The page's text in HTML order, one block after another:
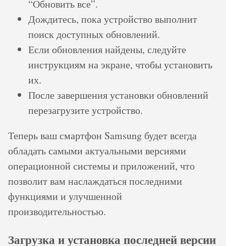
“Обновить все”.
Дождитесь, пока устройство выполнит
поиск доступных обновлений.
Если обновления найдены, следуйте
инструкциям на экране, чтобы установить
их.
После завершения установки обновлений
перезагрузите устройство.
Теперь ваш смартфон Samsung будет всегда
обладать самыми актуальными версиями
операционной системы и приложений, что
позволит вам наслаждаться последними
функциями и улучшенной
производительностью.
Загрузка и установка последней версии